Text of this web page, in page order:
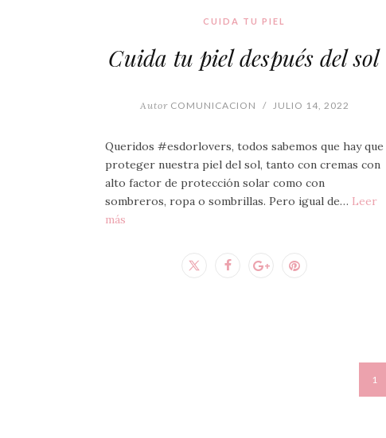
CUIDA TU PIEL
Cuida tu piel después del sol
AutorCOMUNICACION / JULIO 14, 2022
Queridos #esdorlovers, todos sabemos que hay que
proteger nuestra piel del sol, tanto con cremas con
alto factor de protección solar como con
sombreros, ropa o sombrillas. Pero igual de… Leer
más
1